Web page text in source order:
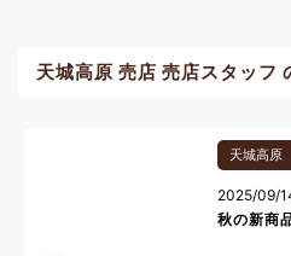
天城高原 売店 売店スタッフ
天城高原
2025/09/
秋の新商